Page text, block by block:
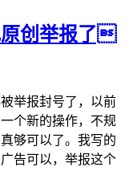
原创举报了
举报封号了，以前
个新的操作，不规
够可以了。我写的
告可以，举报这个